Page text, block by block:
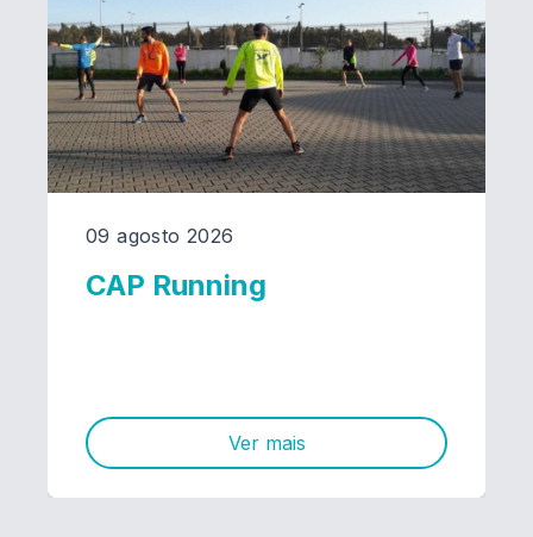
09 agosto 2026
CAP Running
Ver mais